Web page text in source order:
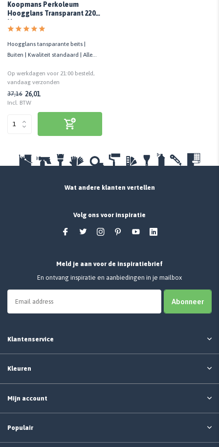
Koopmans Perkoleum
Hoogglans Transparant 220
Noten
Hoogglans tansparante beits |
Buiten | Kwaliteit standaard | Alle
Op werkdagen voor 21:00 besteld,
vandaag verzonden
37,16 26,01
Incl. BTW
Wat andere klanten vertellen
Volg ons voor inspiratie
Meld je aan voor de inspiratiebrief
En ontvang inspiratie en aanbiedingen in je mailbox
Abonneer
Klantenservice
Kleuren
Mijn account
Populair